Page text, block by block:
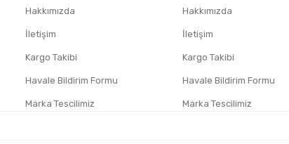
Hakkımızda
İletişim
Kargo Takibi
Havale Bildirim Formu
Marka Tescilimiz
Hakkımızda
İletişim
Kargo Takibi
Havale Bildirim Formu
Marka Tescilimiz